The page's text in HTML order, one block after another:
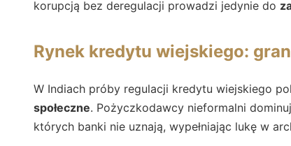
korupcją bez deregulacji prowadzi jedynie do
Rynek kredytu wiejskiego:
W Indiach próby regulacji kredytu wiejskiego
społeczne. Pożyczkodawcy nieformalni
których banki nie uznają, wypełniając lukę w